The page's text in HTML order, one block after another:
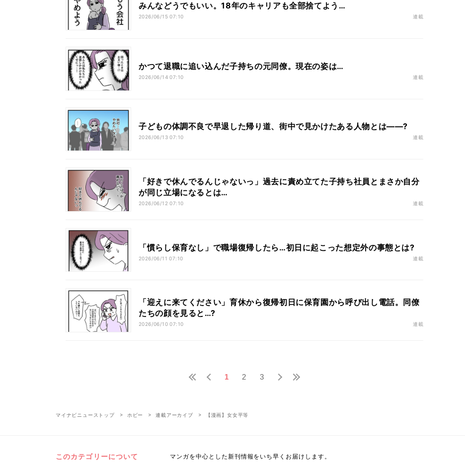
みんなどうでもいい。18年のキャリアも全部捨てよう…
2026/06/15 07:10 連載
かつて退職に追い込んだ子持ちの元同僚。現在の姿は…
2026/06/14 07:10 連載
子どもの体調不良で早退した帰り道、街中で見かけたある人物とは――?
2026/06/13 07:10 連載
「好きで休んでるんじゃないっ」過去に責め立てた子持ち社員とまさか自分
が同じ立場になるとは…
2026/06/12 07:10 連載
「慣らし保育なし」で職場復帰したら…初日に起こった想定外の事態とは?
2026/06/11 07:10 連載
「迎えに来てください」育休から復帰初日に保育園から呼び出し電話。同僚
たちの顔を見ると…?
2026/06/10 07:10 連載
1 2 3
マイナビニューストップ ホビー 連載アーカイブ 【漫画】女女平等
このカテゴリーについて マンガを中心とした新刊情報をいち早くお届けします。